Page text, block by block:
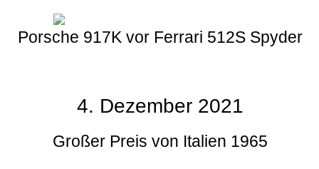
Porsche 917K vor Ferrari 512S Spyder
4. Dezember 2021
Großer Preis von Italien 1965